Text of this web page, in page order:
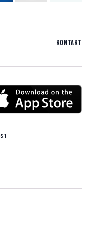
Kontakt